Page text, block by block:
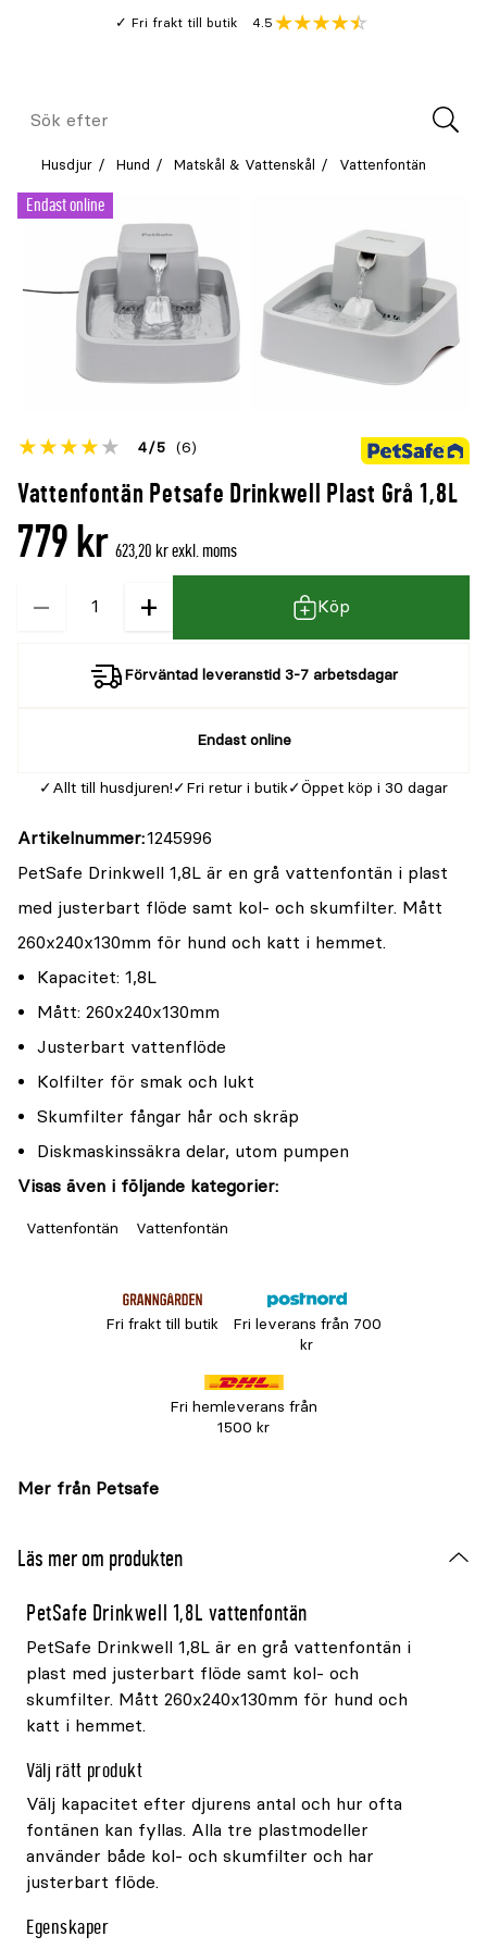
Fri frakt till butik
Genomsnitt
4.5
Meny
Sök
Husdjur Hund Matskål & Vattenskål Vattenfontän
Vattenfontän Petsafe Drinkwell Plast Grå 1,8L
Betyget
denna
{0}
4 5 (6)
Öppna
779 kr 623,20 kr exkl. moms
−
Kvantitet + Köp
Förväntad leveranstid 3-7 arbetsdagar
Endast online
Allt till husdjuren! Fri retur i butik Öppet köp i 30 dagar
Artikelnummer 1245996
PetSafe Drinkwell 1,8L är en grå vattenfontän i plast
med justerbart flöde samt kol- och skumfilter. Mått
260x240x130mm för hund och katt i hemmet.
Kapacitet: 1,8L
Mått: 260x240x130mm
Justerbart vattenflöde
Kolfilter för smak och lukt
Skumfilter fångar hår och skräp
Diskmaskinssäkra delar, utom pumpen
Visas även i följande kategorier:
Vattenfontän Vattenfontän
Fri frakt till butik
Fri leverans från 700
kr
Fri hemleverans från
1500 kr
Mer från Petsafe
Endast online
Läs mer om produkten
PetSafe Drinkwell 1,8L vattenfontän
PetSafe Drinkwell 1,8L är en grå vattenfontän i
plast med justerbart flöde samt kol- och
skumfilter. Mått 260x240x130mm för hund och
katt i hemmet.
Välj rätt produkt
Välj kapacitet efter djurens antal och hur ofta
fontänen kan fyllas. Alla tre plastmodeller
använder både kol- och skumfilter och har
justerbart flöde.
Egenskaper